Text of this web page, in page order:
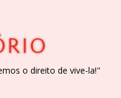
o direito de vive-la!"